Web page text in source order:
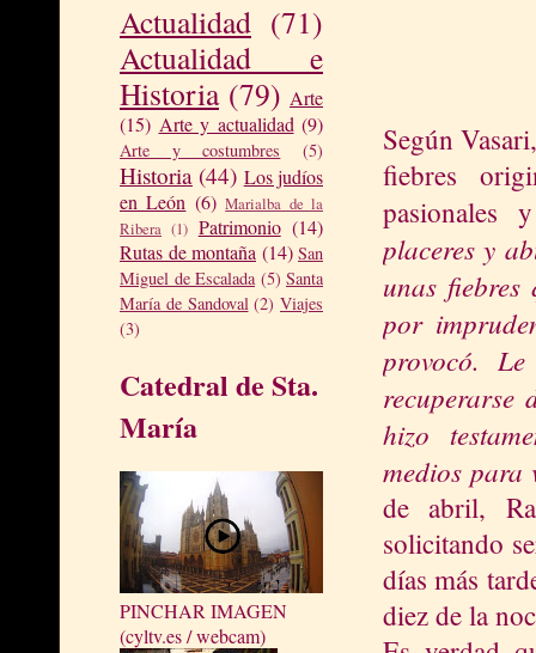
Actualidad (71)
Actualidad e
Historia (79) Arte
(15) Arte y actualidad (9)
Arte y costumbres (5)
Historia (44) Los judíos
en León (6) Marialba de la
Ribera (1) Patrimonio (14)
Rutas de montaña (14) San
Miguel de Escalada (5) Santa
María de Sandoval (2) Viajes
(3)
Catedral de Sta.
María
PINCHAR IMAGEN
(cyltv.es / webcam)
Según
fiebres
pasionales
placeres y
unas
por
provocó.
recuperarse
hizo
medios
de abril,
solicitando
días más
diez de la